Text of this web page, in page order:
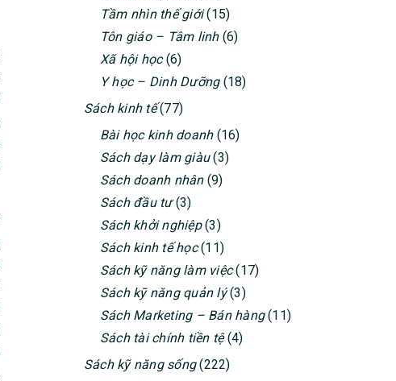
Tầm nhìn thế giới(15)
Tôn giáo – Tâm linh(6)
Xã hội học(6)
Y học – Dinh Dưỡng(18)
Sách kinh tế(77)
Bài học kinh doanh(16)
Sách dạy làm giàu(3)
Sách doanh nhân(9)
Sách đầu tư(3)
Sách khởi nghiệp(3)
Sách kinh tế học(11)
Sách kỹ năng làm việc(17)
Sách kỹ năng quản lý(3)
Sách Marketing – Bán hàng(11)
Sách tài chính tiền tệ(4)
Sách kỹ năng sống(222)